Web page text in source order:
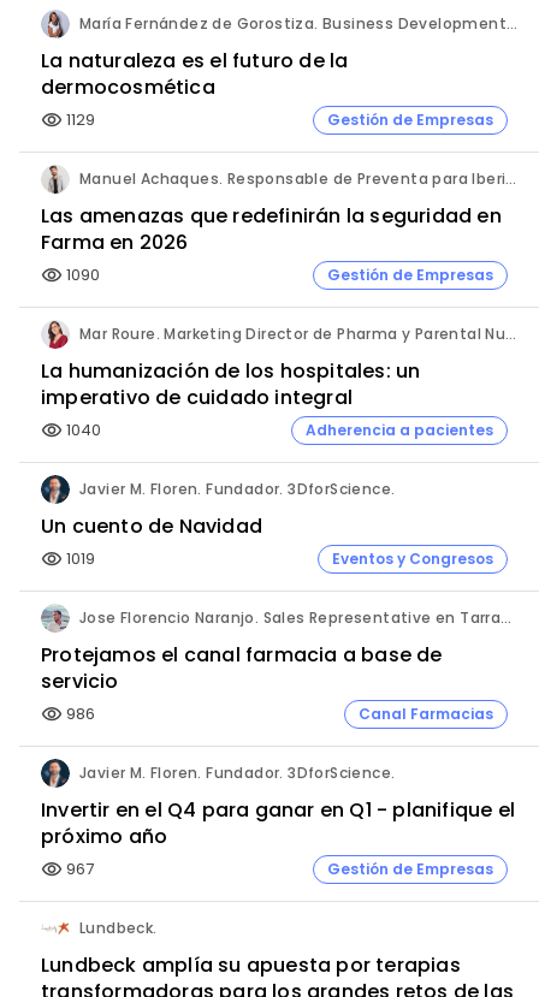
María Fernández de Gorostiza. Business Development & Sustainable Transformation Director. L'Oréal Dermatological Beauty.
La naturaleza es el futuro de la
dermocosmética
visibility 1129 Gestión de Empresas
Manuel Achaques. Responsable de Preventa para Iberia, Italia y Latinoamérica. Hornetsecurity.
Las amenazas que redefinirán la seguridad en
Farma en 2026
visibility 1090 Gestión de Empresas
Mar Roure. Marketing Director de Pharma y Parental Nutrition. Fresenius Kabi España.
La humanización de los hospitales: un
imperativo de cuidado integral
visibility 1040 Adherencia a pacientes
Javier M. Floren. Fundador. 3DforScience.
Un cuento de Navidad
visibility 1019 Eventos y Congresos
Jose Florencio Naranjo. Sales Representative en Tarragona.
Protejamos el canal farmacia a base de
servicio
visibility 986 Canal Farmacias
Javier M. Floren. Fundador. 3DforScience.
Invertir en el Q4 para ganar en Q1 - planifique el
próximo año
visibility 967 Gestión de Empresas
Lundbeck.
Lundbeck amplía su apuesta por terapias
transformadoras para los grandes retos de las